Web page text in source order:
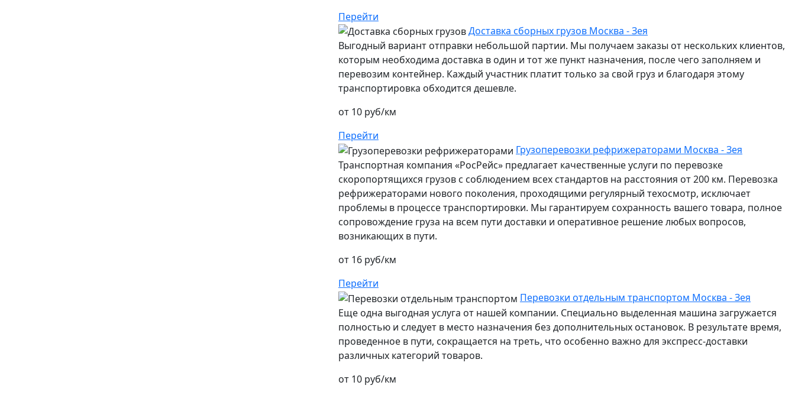
Перейти
Доставка сборных грузов Москва - Зея
Выгодный вариант отправки небольшой партии. Мы получаем заказы от нескольких клиентов,
которым необходима доставка в один и тот же пункт назначения, после чего заполняем и
перевозим контейнер. Каждый участник платит только за свой груз и благодаря этому
транспортировка обходится дешевле.
от 10 руб/км
Перейти
Грузоперевозки рефрижераторами Москва - Зея
Транспортная компания «РосРейс» предлагает качественные услуги по перевозке
скоропортящихся грузов с соблюдением всех стандартов на расстояния от 200 км. Перевозка
рефрижераторами нового поколения, проходящими регулярный техосмотр, исключает
проблемы в процессе транспортировки. Мы гарантируем сохранность вашего товара, полное
сопровождение груза на всем пути доставки и оперативное решение любых вопросов,
возникающих в пути.
от 16 руб/км
Перейти
Перевозки отдельным транспортом Москва - Зея
Еще одна выгодная услуга от нашей компании. Специально выделенная машина загружается
полностью и следует в место назначения без дополнительных остановок. В результате время,
проведенное в пути, сокращается на треть, что особенно важно для экспресс-доставки
различных категорий товаров.
от 10 руб/км